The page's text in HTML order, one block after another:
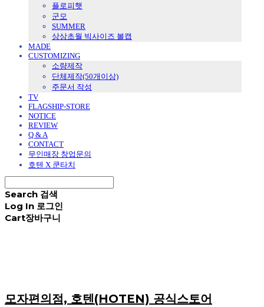
플로피햇
군모
SUMMER
상상초월 빅사이즈 볼캡
MADE
CUSTOMIZING
소량제작
단체제작(50개이상)
주문서 작성
TV
FLAGSHIP-STORE
NOTICE
REVIEW
Q & A
CONTACT
무인매장 창업문의
호텐 X 쿤타치
Search 검색
Log In 로그인
Cart장바구니
모자편의점, 호텐(HOTEN) 공식스토어